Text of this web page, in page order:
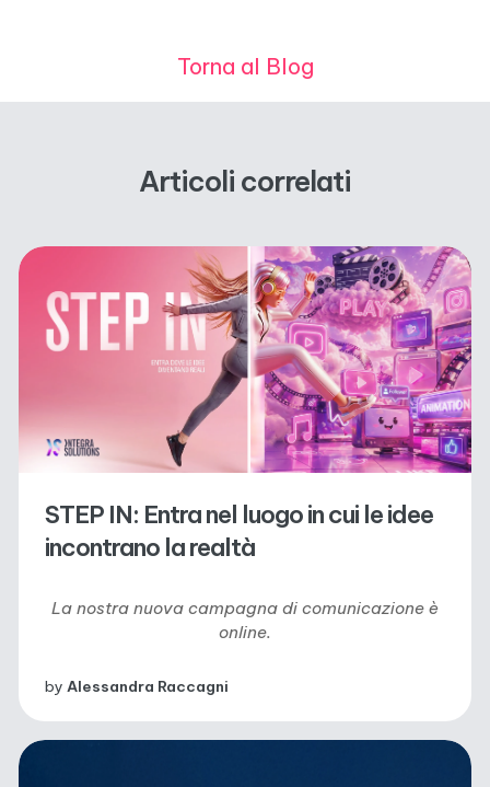
Torna al Blog
Articoli correlati
STEP IN: Entra nel luogo in cui le idee
incontrano la realtà
La nostra nuova campagna di comunicazione è
online.
by Alessandra Raccagni